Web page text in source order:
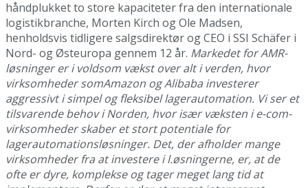
håndplukket to store kapaciteter fra den internationale
logistikbranche, Morten Kirch og Ole Madsen,
henholdsvis tidligere salgsdirektør og CEO i SSI Schäfer i
Nord- og Østeuropa gennem 12 år. Markedet for AMR-
løsninger er i voldsom vækst over alt i verden, hvor
virksomheder somAmazon og Alibaba investerer
aggressivt i simpel og fleksibel lagerautomation. Vi ser et
tilsvarende behov i Norden, hvor især væksten i e-com-
virksomheder skaber et stort potentiale for
lagerautomationsløsninger. Det, der afholder mange
virksomheder fra at investere i l.øsningerne, er, at de
ofte er dyre, komplekse og tager meget lang tid at